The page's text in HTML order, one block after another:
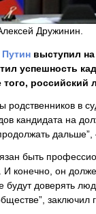
Дружинин.
выступил
успешность
российский
родственников в
кандидата на
дальше”,
быть
конечно, он
будут доверять
заключил